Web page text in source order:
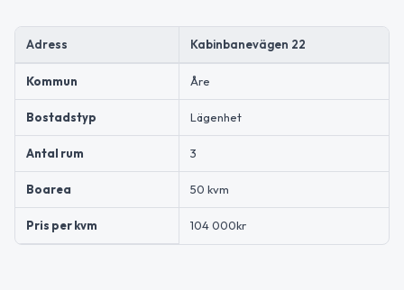
Adress Kabinbanevägen 22
Kommun Åre
Bostadstyp Lägenhet
Antal rum 3
Boarea 50 kvm
Pris per kvm 104 000kr